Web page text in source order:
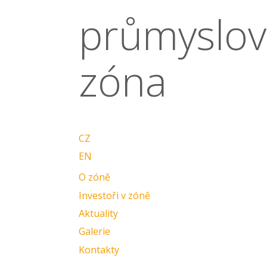
zóna
CZ
EN
O zóně
Investoři v zóně
Aktuality
Galerie
Kontakty